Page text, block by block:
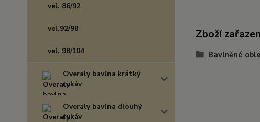
vel. 86/92
vel.92/98
vel. 98/104
Overaly bavlna krátký
rukáv
Overaly bavlna dlouhý
rukáv
Zboží
Bavlněné